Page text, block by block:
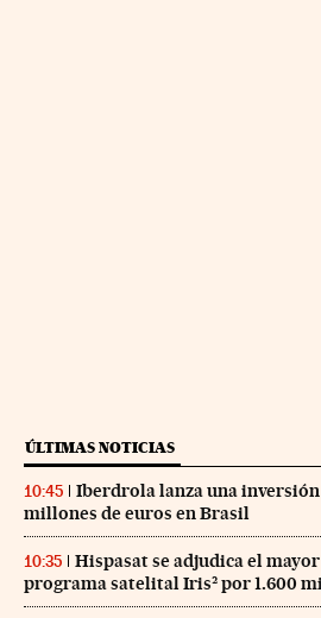
ÚLTIMAS NOTICIAS
10:45
Iberdrola lanza una
millones de euros en Brasil
10:35
Hispasat se adjudica el
programa satelital Iris² por 1.600